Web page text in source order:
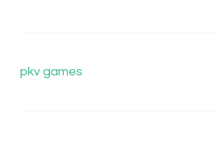
pkv games